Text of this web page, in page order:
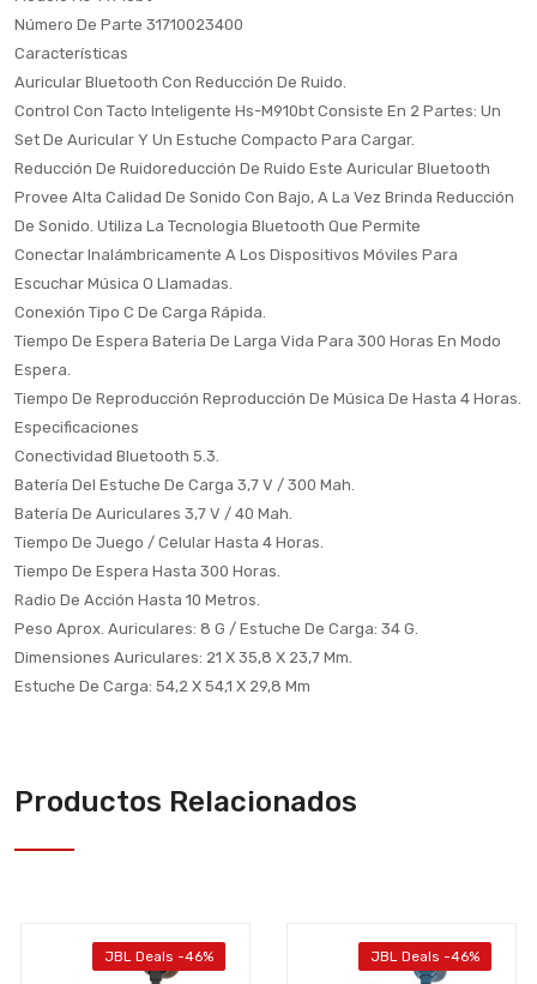
Número De Parte 31710023400
Características
Auricular Bluetooth Con Reducción De Ruido.
Control Con Tacto Inteligente Hs-M910bt Consiste En 2 Partes: Un
Set De Auricular Y Un Estuche Compacto Para Cargar.
Reducción De Ruidoreducción De Ruido Este Auricular Bluetooth
Provee Alta Calidad De Sonido Con Bajo, A La Vez Brinda Reducción
De Sonido. Utiliza La Tecnologia Bluetooth Que Permite
Conectar Inalámbricamente A Los Dispositivos Móviles Para
Escuchar Música O Llamadas.
Conexión Tipo C De Carga Rápida.
Tiempo De Espera Bateria De Larga Vida Para 300 Horas En Modo
Espera.
Tiempo De Reproducción Reproducción De Música De Hasta 4 Horas.
Especificaciones
Conectividad Bluetooth 5.3.
Batería Del Estuche De Carga 3,7 V / 300 Mah.
Batería De Auriculares 3,7 V / 40 Mah.
Tiempo De Juego / Celular Hasta 4 Horas.
Tiempo De Espera Hasta 300 Horas.
Radio De Acción Hasta 10 Metros.
Peso Aprox. Auriculares: 8 G / Estuche De Carga: 34 G.
Dimensiones Auriculares: 21 X 35,8 X 23,7 Mm.
Estuche De Carga: 54,2 X 54,1 X 29,8 Mm
Productos Relacionados
JBL Deals -46% JBL Deals -46%